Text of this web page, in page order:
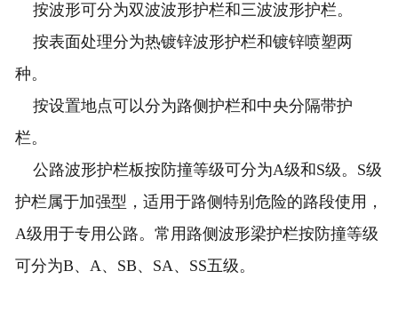
按波形可分为双波波形护栏和三波波形护栏。
按表面处理分为热镀锌波形护栏和镀锌喷塑两
种。
按设置地点可以分为路侧护栏和中央分隔带护
栏。
公路波形护栏板按防撞等级可分为A级和S级。S级
护栏属于加强型，适用于路侧特别危险的路段使用，
A级用于专用公路。常用路侧波形梁护栏按防撞等级
可分为B、A、SB、SA、SS五级。